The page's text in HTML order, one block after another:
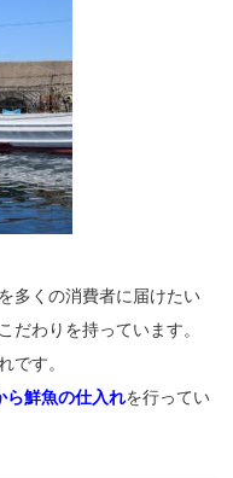
多くの消費者に届けたい
だわりを持っています。
です。
ら鮮魚の仕入れを行ってい